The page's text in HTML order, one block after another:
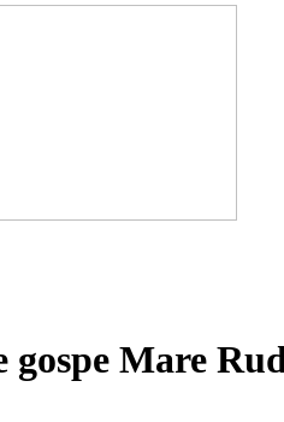
gospe Mare